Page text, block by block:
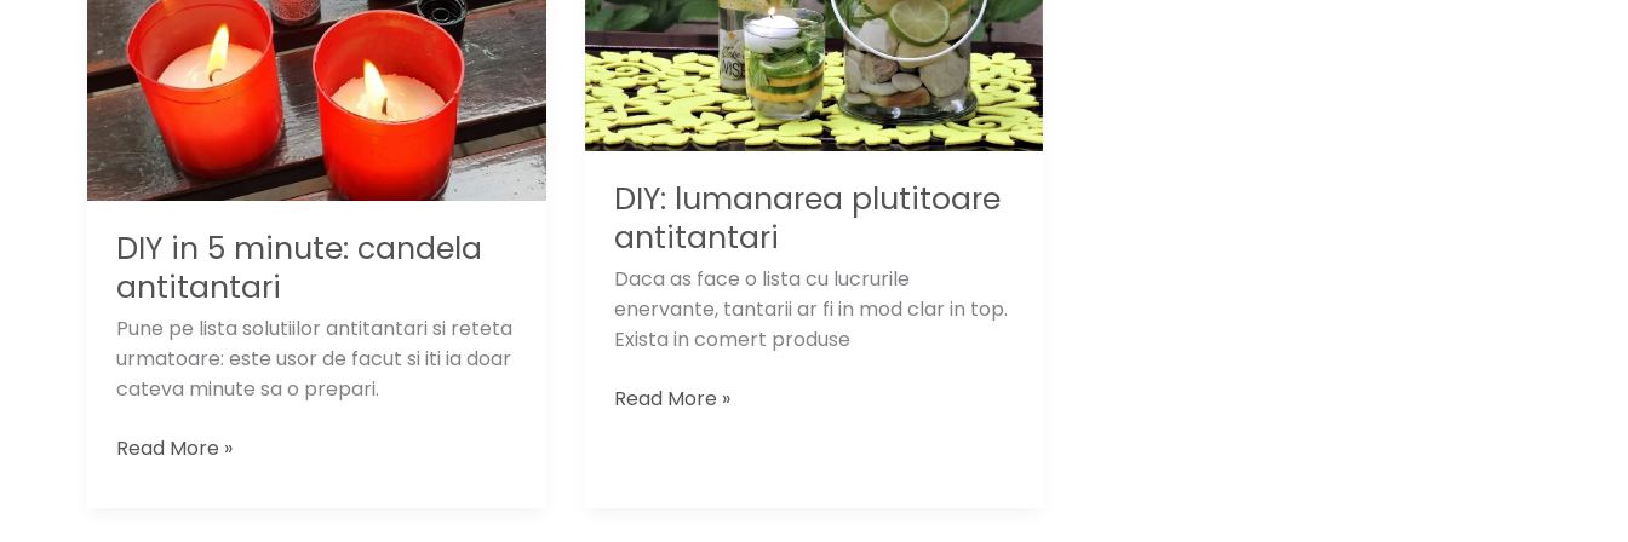
DIY in 5 minute: candela
antitantari
Pune pe lista solutiilor antitantari si reteta
urmatoare: este usor de facut si iti ia doar
cateva minute sa o prepari.
DIY
Read More »
DIY: lumanarea plutitoare
antitantari
Daca as face o lista cu lucrurile
enervante, tantarii ar fi in mod clar in top.
Exista in comert produse
DIY:
Read More »